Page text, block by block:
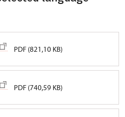
PDF (821,10 KB)
PDF (740,59 KB)